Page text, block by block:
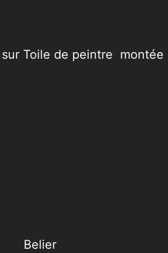
Toile de peintre
Belier